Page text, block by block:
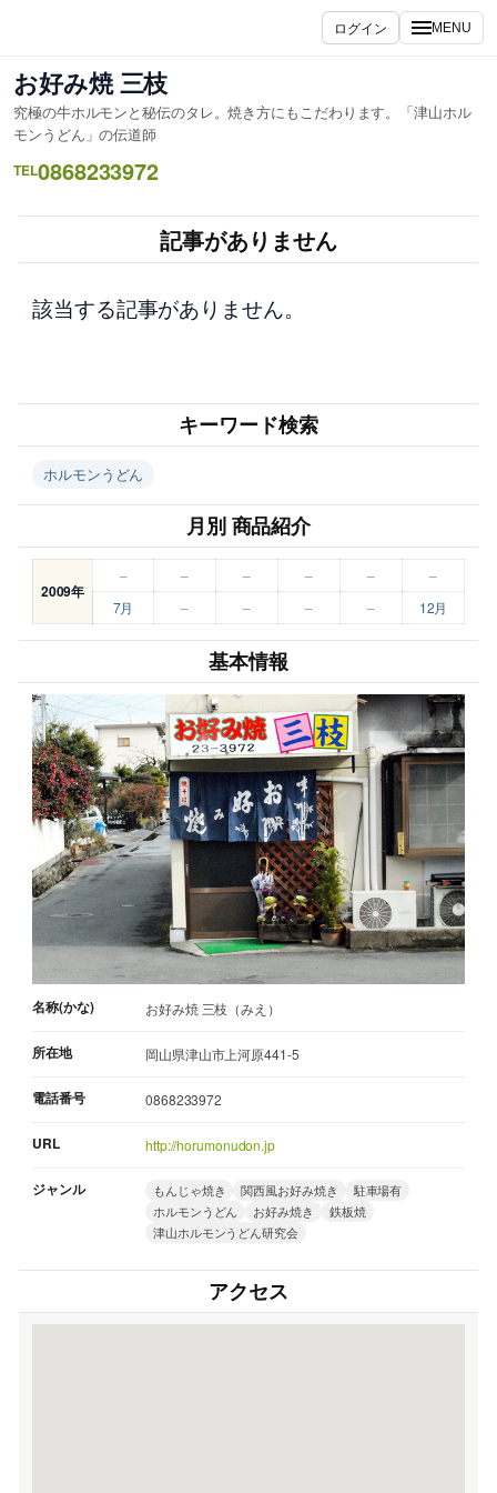
ス
キ
ッ
プ
ログイン MENU
お好み焼 三枝
究極の牛ホルモンと秘伝のタレ。焼き方にもこだわります。「津山ホル
モンうどん」の伝道師
TEL0868233972
記事がありません
該当する記事がありません。
キーワード検索
ホルモンうどん
月別 商品紹介
2009年
– – – – –
–
7月
– – – – 12月
基本情報
名称(かな) お好み焼 三枝（みえ）
所在地 岡山県津山市上河原441-5
電話番号 0868233972
URL http://horumonudon.jp
ジャンル もんじゃ焼き 関西風お好み焼き
駐車場有
ホルモンうどん
お好み焼き
鉄板焼
津山ホルモンうどん研究会
アクセス